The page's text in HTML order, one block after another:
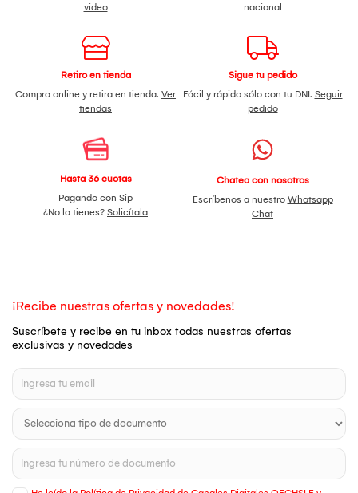
video
nacional
Retiro en tienda
Compra online y retira en tienda. Ver
tiendas
Sigue tu pedido
Fácil y rápido sólo con tu DNI. Seguir
pedido
Hasta 36 cuotas
Pagando con Sip
¿No la tienes? Solicítala
Chatea con nosotros
Escríbenos a nuestro Whatsapp
Chat
¡Recibe nuestras ofertas y novedades!
Suscríbete y recibe en tu inbox todas nuestras ofertas
exclusivas y novedades